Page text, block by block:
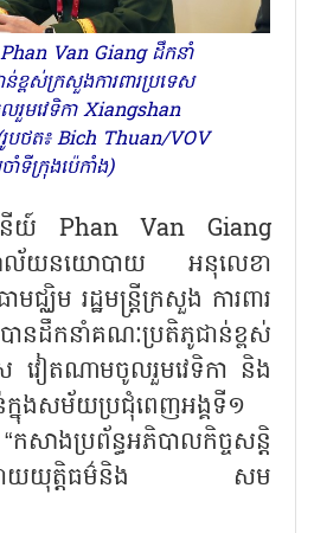
Phan Van Giang ដឹកនាំ
ខ្ពស់ក្រសួងការពារប្រទេស
មវេទិកា Xiangshan
រូបថត៖ Bich Thuan/VOV
ាំទីក្រុងប៉េកាំង)
នីយ៍ Phan Van Giang
ល័យនយោបាយ អនុលេខា
ជ្ឈិម រដ្ឋមន្ត្រីក្រសួង ការពារ
នដឹកនាំគណៈប្រតិភូជាន់ខ្ពស់
ស វៀតណាមចូលរួមវេទិកា និង
ក្នុងសម័យប្រជុំពេញអង្គទី១
សាងប្រព័ន្ធអភិបាលកិច្ចសន្តិ
ដោយយុត្តិធម៌និង សម